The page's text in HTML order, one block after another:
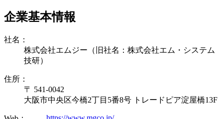
企業基本情報
社名：
株式会社エムジー（旧社名：株式会社エム・システム
技研）
住所：
〒 541-0042
大阪市中央区今橋2丁目5番8号 トレードピア淀屋橋13F